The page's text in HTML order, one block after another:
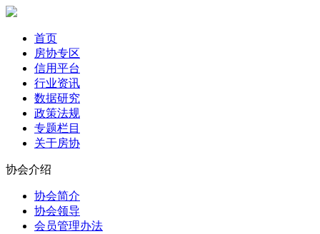
首页
房协专区
信用平台
行业资讯
数据研究
政策法规
专题栏目
关于房协
协会介绍
协会简介
协会领导
会员管理办法